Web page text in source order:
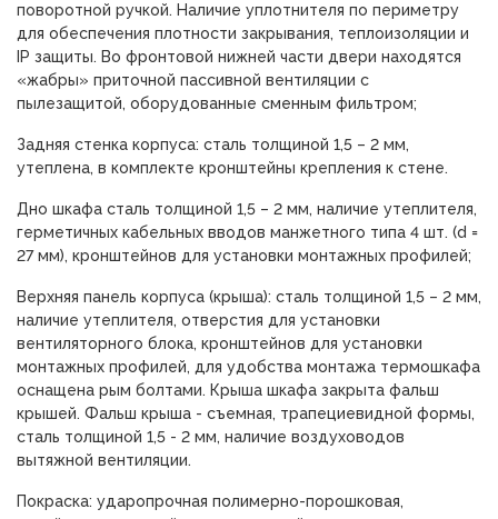
поворотной ручкой. Наличие уплотнителя по периметру
для обеспечения плотности закрывания, теплоизоляции и
IP защиты. Во фронтовой нижней части двери находятся
«жабры» приточной пассивной вентиляции с
пылезащитой, оборудованные сменным фильтром;
Задняя стенка корпуса: сталь толщиной 1,5 – 2 мм,
утеплена, в комплекте кронштейны крепления к стене.
Дно шкафа сталь толщиной 1,5 – 2 мм, наличие утеплителя,
герметичных кабельных вводов манжетного типа 4 шт. (d =
27 мм), кронштейнов для установки монтажных профилей;
Верхняя панель корпуса (крыша): сталь толщиной 1,5 – 2 мм,
наличие утеплителя, отверстия для установки
вентиляторного блока, кронштейнов для установки
монтажных профилей, для удобства монтажа термошкафа
оснащена рым болтами. Крыша шкафа закрыта фальш
крышей. Фальш крыша - съемная, трапециевидной формы,
сталь толщиной 1,5 - 2 мм, наличие воздуховодов
вытяжной вентиляции.
Покраска: ударопрочная полимерно-порошковая,